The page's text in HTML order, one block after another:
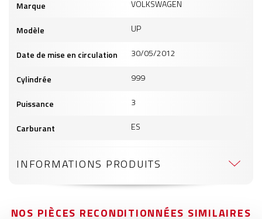
produits
Marque VOLKSWAGEN
Modèle UP
Date de mise en circulation 30/05/2012
Cylindrée 999
Puissance 3
Carburant ES
INFORMATIONS PRODUITS
NOS PIÈCES RECONDITIONNÉES SIMILAIRES